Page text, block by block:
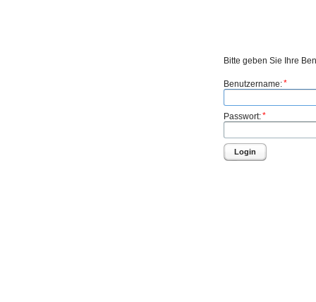
Bitte geben Sie Ihre
Benutzername:*
Passwort:*
Login